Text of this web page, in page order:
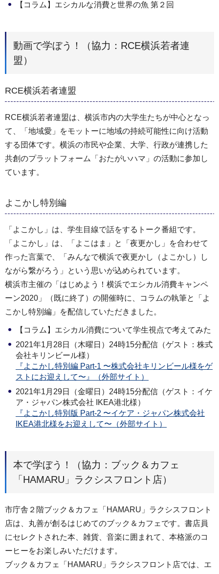
【コラム】エシカルな消費と世界の魚 第２回
動画で学ぼう！（協力：RCE横浜若者連
盟）
RCE横浜若者連盟
RCE横浜若者連盟は、横浜市内の大学生たちが中心となっ
て、「地域愛」をモットーに地域の持続可能性に向け活動
する団体です。横浜の市民や企業、大学、行政が連携した
共創のプラットフォーム「おたがいハマ」の活動に参加し
ています。
よこかし特別編
「よこかし」は、学生目線で話をするトーク番組です。
「よこかし」は、「よこはま」と「夜更かし」を合わせて
作った言葉で、「みんなで横浜で夜更かし（よこかし）し
ながら繋がろう」という思いが込められています。
横浜市主催の「はじめよう！横浜でエシカル消費キャンペ
ーン2020」（既に終了）の開催時に、コラムの執筆と「よ
こかし特別編」を配信していただきました。
【コラム】エシカル消費について学生視点で考えてみた
2021年1月28日（木曜日）24時15分配信（ゲスト：株式
会社キリンビール様）
『よこかし特別編 Part-1 〜株式会社キリンビール様をゲ
ストにお迎えして〜』（外部サイト）
2021年1月29日（金曜日）24時15分配信（ゲスト：イケ
ア・ジャパン株式会社 IKEA港北様）
『よこかし特別版 Part-2 〜イケア・ジャパン株式会社
IKEA港北様をお迎えして〜（外部サイト）
本で学ぼう！（協力：ブック＆カフェ
「HAMARU」ラクシスフロント店）
市庁舎２階ブック＆カフェ「HAMARU」ラクシスフロント
店は、丸善が創るはじめてのブック＆カフェです。書店員
にセレクトされた本、雑貨、音楽に囲まれて、本格派のコ
ーヒーをお楽しみいただけます。
ブック＆カフェ「HAMARU」ラクシスフロント店では、エ